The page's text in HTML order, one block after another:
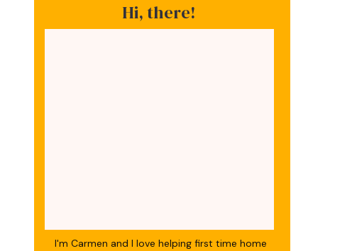
Hi, there!
I'm Carmen and I love helping first time home